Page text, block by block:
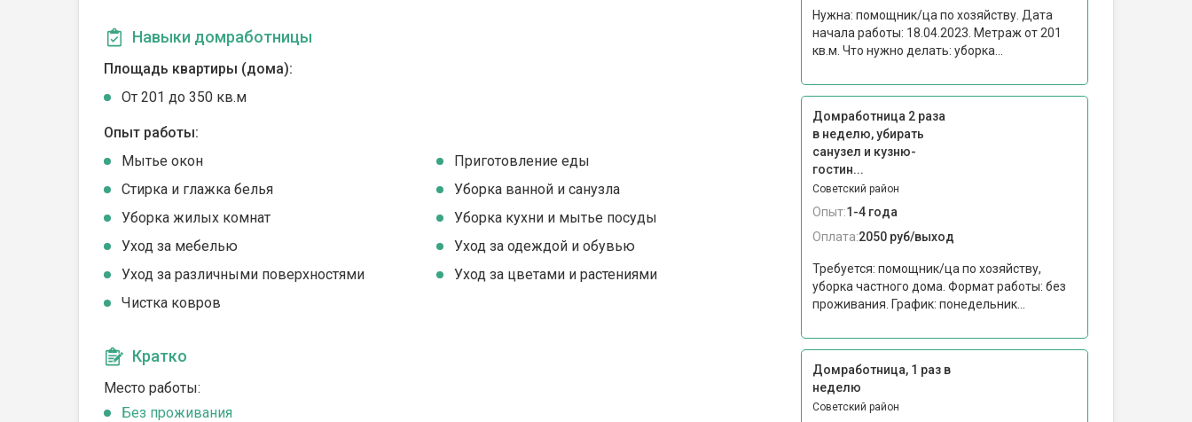
Навыки домработницы
Площадь квартиры (дома):
От 201 до 350 кв.м
Опыт работы:
Мытье окон
Приготовление еды
Стирка и глажка белья
Уборка ванной и санузла
Уборка жилых комнат
Уборка кухни и мытье посуды
Уход за мебелью
Уход за одеждой и обувью
Уход за различными поверхностями
Уход за цветами и растениями
Чистка ковров
Кратко
Место работы:
Без проживания
Нужна: помощник/ца по хозяйству. Дата
начала работы: 18.04.2023. Метраж от 201
кв.м. Что нужно делать: уборка...
Домработница 2 раза
в неделю, убирать
санузел и кузню-
гостин...
Советский район
Опыт:1-4 года
Оплата:2050 руб/выход
Требуется: помощник/ца по хозяйству,
уборка частного дома. Формат работы: без
проживания. График: понедельник...
Домработница, 1 раз в
неделю
Советский район